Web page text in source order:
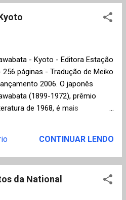
e merece constar de
- Kyoto - Editora Estação
256 páginas - Tradução de Meiko
2006. O japonês
(1899-1972), prêmio
de 1968, é mais
com a estranha
de morte e sensualidade ao
podem passar as noites
CONTINUAR LENDO
da National